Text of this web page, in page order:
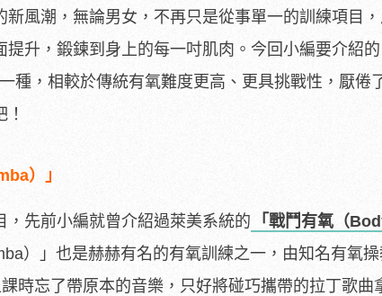
風潮，無論男女，不再只是從事單一的訓練項目，
升，鍛鍊到身上的每一吋肌肉。今回小編要介紹
種，相較於傳統有氧難度更高、更具挑戰性，厭倦
）」
先前小編就曾介紹過萊美系統的
「戰鬥有氧（
）」也是赫赫有名的有氧訓練之一，由知名有氧
時忘了帶原本的音樂，只好將碰巧攜帶的拉丁歌曲